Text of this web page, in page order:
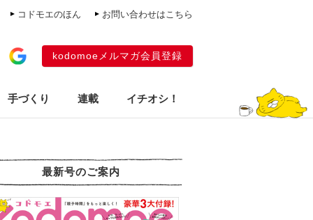
コドモエのほん お問い合わせはこちら
kodomoeメルマガ会員登録
手づくり 連載 イチオシ！
最新号のご案内